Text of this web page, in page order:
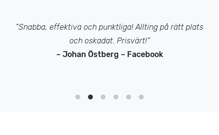
”Snabba, effektiva och punktliga! Allting på rätt plats
och oskadat. Prisvärt!”
– Johan Östberg – Facebook